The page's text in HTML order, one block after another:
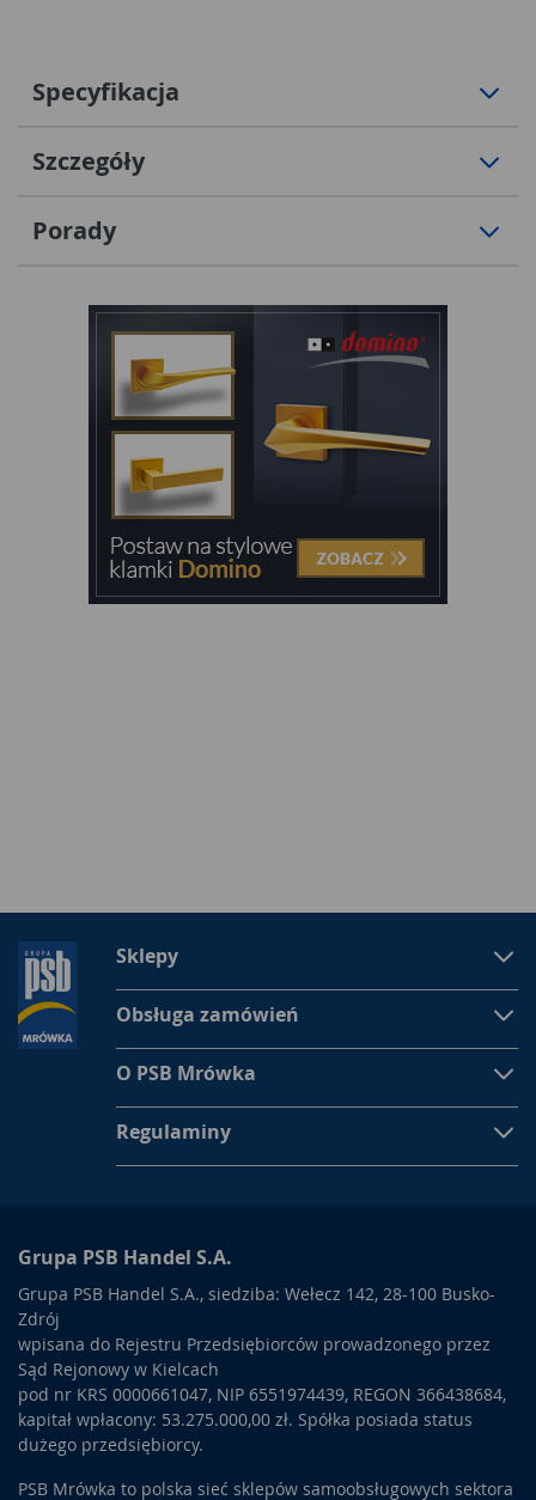
Specyfikacja
Szczegóły
Porady
Sklepy
Obsługa zamówień
O PSB Mrówka
Regulaminy
Grupa PSB Handel S.A.
Grupa PSB Handel S.A., siedziba: Wełecz 142, 28-100 Busko-
Zdrój
wpisana do Rejestru Przedsiębiorców prowadzonego przez
Sąd Rejonowy w Kielcach
pod nr KRS 0000661047, NIP 6551974439, REGON 366438684,
kapitał wpłacony: 53.275.000,00 zł. Spółka posiada status
dużego przedsiębiorcy.
PSB Mrówka to polska sieć sklepów samoobsługowych sektora